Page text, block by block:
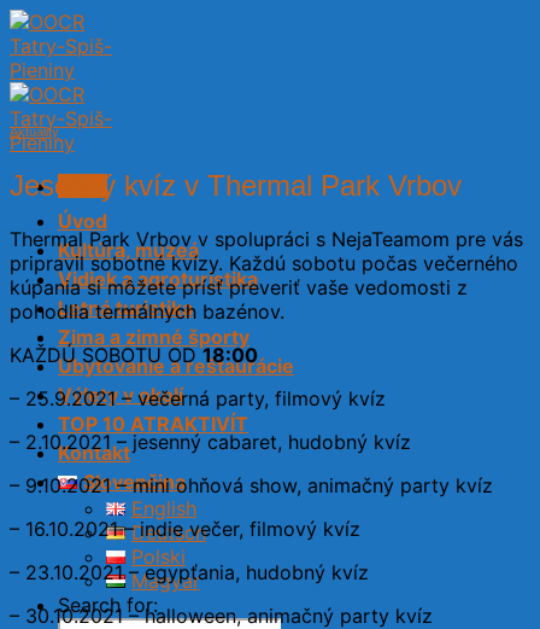
Skip
to
content
Úvod
Kultúra, múzeá
Vidiek a agroturistika
Letná turistika
Zima a zimné športy
Ubytovanie a reštaurácie
Výlety v okolí
TOP 10 ATRAKTIVÍT
Kontakt
Slovenčina
English
Deutsch
Polski
Magyar
Search for:
Aktuality
Jesenný kvíz v Thermal Park Vrbov
Thermal Park Vrbov v spolupráci s NejaTeamom pre vás
pripravil sobotné kvízy. Každú sobotu počas večerného
kúpania si môžete prísť preveriť vaše vedomosti z
pohodlia termálnych bazénov.
KAŽDÚ SOBOTU OD18:00
– 25.9.2021 – večerná party, filmový kvíz
– 2.10.2021 – jesenný cabaret, hudobný kvíz
– 9.10.2021 – mini ohňová show, animačný party kvíz
– 16.10.2021 – indie večer, filmový kvíz
– 23.10.2021 – egypťania, hudobný kvíz
– 30.10.2021 – halloween, animačný party kvíz